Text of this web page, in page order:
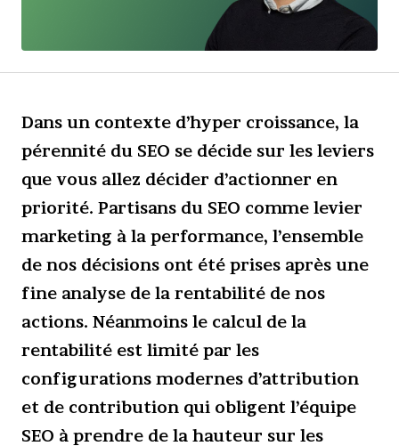
Dans un contexte d’hyper croissance, la
pérennité du SEO se décide sur les leviers
que vous allez décider d’actionner en
priorité. Partisans du SEO comme levier
marketing à la performance, l’ensemble
de nos décisions ont été prises après une
fine analyse de la rentabilité de nos
actions. Néanmoins le calcul de la
rentabilité est limité par les
configurations modernes d’attribution
et de contribution qui obligent l’équipe
SEO à prendre de la hauteur sur les